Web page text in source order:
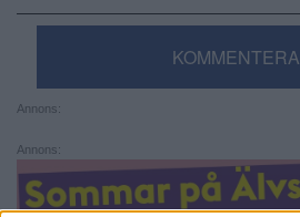
KOMMENTERA
Annons:
Annons: